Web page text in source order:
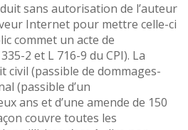
sans autorisation de l’auteur
Internet pour mettre celle-ci
commet un acte de
2 et L 716-9 du CPI). La
civil (passible de dommages-
(passible d’un
ans et d’une amende de 150
couvre toutes les